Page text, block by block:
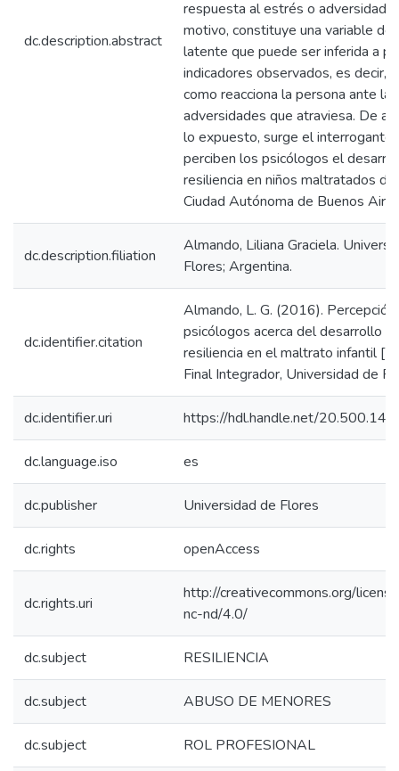
dc.description.abstract
respuesta al estrés o adversidad,
motivo, constituye una variable
latente que puede ser inferida a
indicadores observados, es decir,
como reacciona la persona ante las
adversidades que atraviesa. De
lo expuesto, surge el interrogante:
perciben los psicólogos el
resiliencia en niños maltratados de
Ciudad Autónoma de Buenos
dc.description.filiation
Almando, Liliana Graciela.
Flores; Argentina.
dc.identifier.citation
Almando, L. G. (2016).
psicólogos acerca del desarrollo
resiliencia en el maltrato infantil
Final Integrador, Universidad de
dc.identifier.uri https://hdl.handle.net/
dc.language.iso es
dc.publisher Universidad de Flores
dc.rights openAccess
dc.rights.uri
http://creativecommons.org/
nc-nd/4.0/
dc.subject RESILIENCIA
dc.subject ABUSO DE MENORES
dc.subject ROL PROFESIONAL